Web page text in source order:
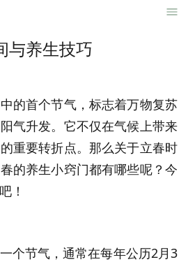
与养生技巧
的首个节气，标志着万物复苏
气升发。它不仅在气候上带来
重要转折点。那么关于立春时
的养生小窍门都有哪些呢？今
！
个节气，通常在每年公历2月3